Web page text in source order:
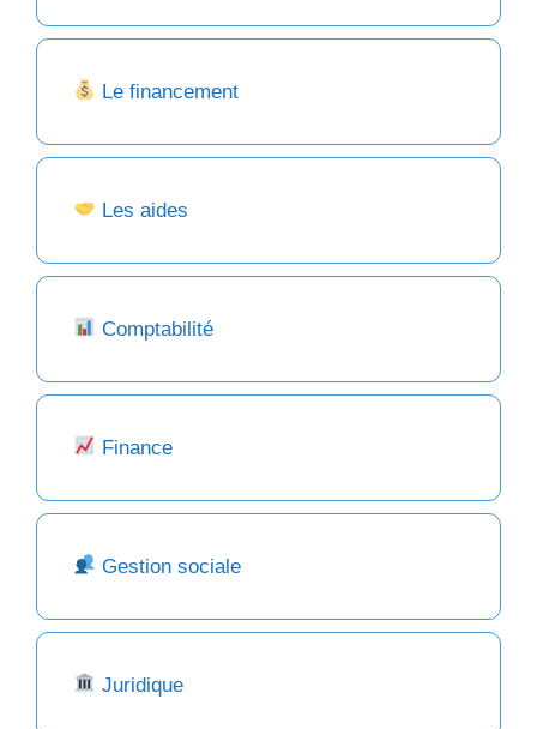
Le financement
Les aides
Comptabilité
Finance
Gestion sociale
Juridique